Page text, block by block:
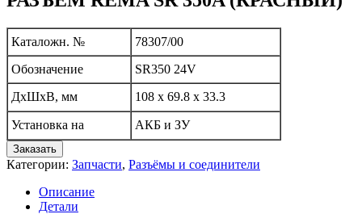
Каталожн. №
78307/00
Обозначение
SR350 24V
ДхШхВ, мм
108 х 69.8 х 33.3
Установка на АКБ и ЗУ
Заказать
Категории: Запчасти, Разъёмы и соединители
Описание
Детали